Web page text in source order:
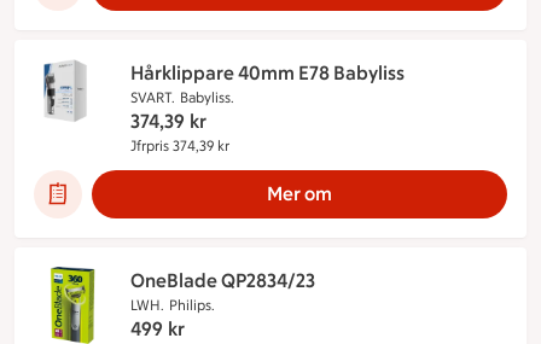
Hårklippare 40mm E78 Babyliss
SVART. Babyliss.
374,39 kr
Jfrpris 374,39 kr
Mer om
OneBlade QP2834/23
LWH. Philips.
499 kr